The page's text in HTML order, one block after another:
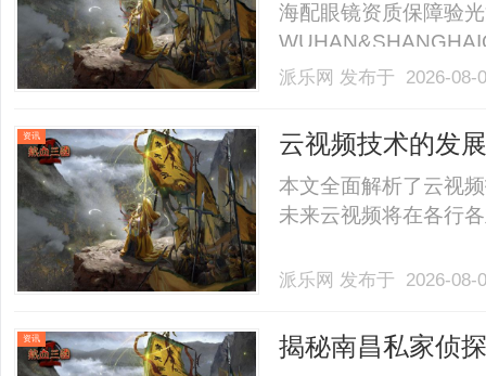
海配眼镜资质保障验
业验光配镜的写字楼
40%-60%优惠，兼顾
派乐网 发布于 2026-
资讯 云视频技术的发
本文全面解析了云视
未来云视频将在各行
派乐网 发布于 2026-
资讯 揭秘南昌私家侦